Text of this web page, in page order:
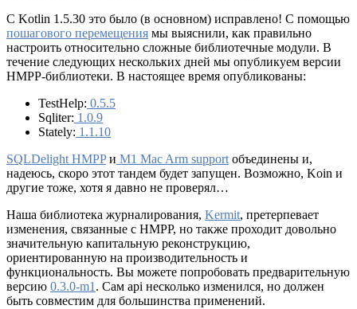
С Kotlin 1.5.30 это было (в основном) исправлено! С помощью
пошагового перемещения мы выяснили, как правильно
настроить относительно сложные библиотечные модули. В
течение следующих нескольких дней мы опубликуем версии
HMPP-библиотеки. В настоящее время опубликованы:
TestHelp: 0.5.5
Sqliter: 1.0.9
Stately: 1.1.10
SQLDelight HMPPи M1 Mac Arm supportобъединены и,
надеюсь, скоро этот тандем будет запущен. Возможно, Koin и
другие тоже, хотя я давно не проверял…
Наша библиотека журналирования, Kermit, претерпевает
изменения, связанные с HMPP, но также проходит довольно
значительную капитальную реконструкцию,
ориентированную на производительность и
функциональность. Вы можете попробовать предварительную
версию 0.3.0-m1. Сам api несколько изменился, но должен
быть совместим для большинства применений.